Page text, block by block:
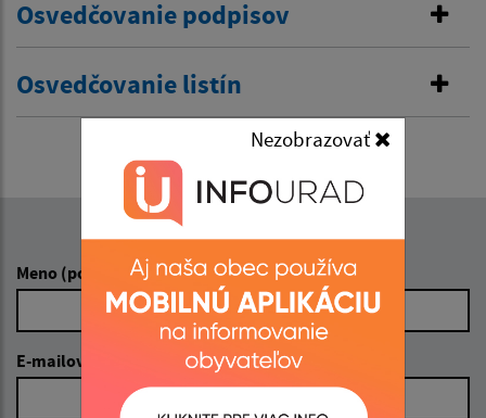
Osvedčovanie podpisov
Osvedčovanie listín
Meno (povinné)
E-mailová adresa (povinné)
Nezobrazovať